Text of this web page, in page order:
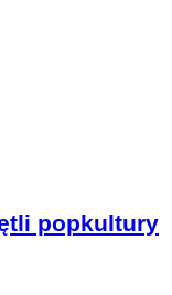
popkultury